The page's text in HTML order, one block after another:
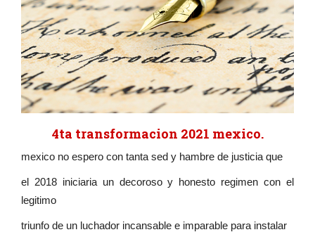
4ta transformacion 2021 mexico.
mexico no espero con tanta sed y hambre de justicia que
el 2018 iniciaria un decoroso y honesto regimen con el
legitimo
triunfo de un luchador incansable e imparable para instalar